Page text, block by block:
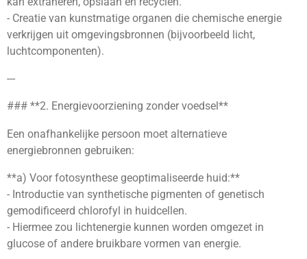
- Creatie van kunstmatige organen die chemische energie
verkrijgen uit omgevingsbronnen (bijvoorbeeld licht,
luchtcomponenten).
---
### **2. Energievoorziening zonder voedsel**
Een onafhankelijke persoon moet alternatieve
energiebronnen gebruiken:
**a) Voor fotosynthese geoptimaliseerde huid:**
- Introductie van synthetische pigmenten of genetisch
gemodificeerd chlorofyl in huidcellen.
- Hiermee zou lichtenergie kunnen worden omgezet in
glucose of andere bruikbare vormen van energie.